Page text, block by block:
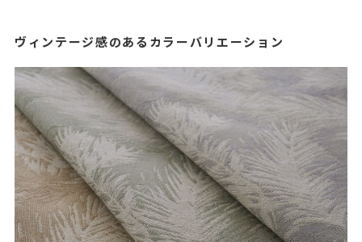
ヴィンテージ感のあるカラーバリエーション